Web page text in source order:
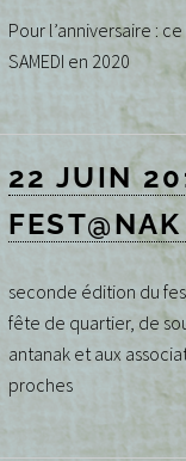
Pour l’anniversaire : ce
SAMEDI en 2020
22 JUIN
seconde édition du
fête de quartier, de
antanak et aux
proches